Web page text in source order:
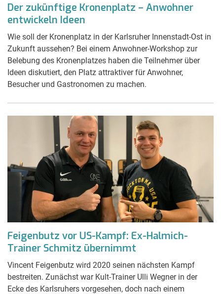
Der zukünftige Kronenplatz – Anwohner
entwickeln Ideen
Wie soll der Kronenplatz in der Karlsruher Innenstadt-Ost in
Zukunft aussehen? Bei einem Anwohner-Workshop zur
Belebung des Kronenplatzes haben die Teilnehmer über
Ideen diskutiert, den Platz attraktiver für Anwohner,
Besucher und Gastronomen zu machen.
Feigenbutz vor US-Kampf: Ex-Halmich-
Trainer Schmitz übernimmt
Vincent Feigenbutz wird 2020 seinen nächsten Kampf
bestreiten. Zunächst war Kult-Trainer Ulli Wegner in der
Ecke des Karlsruhers vorgesehen, doch nach einem